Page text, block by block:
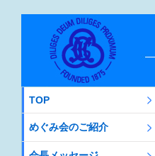
TOP
めぐみ会のご紹介